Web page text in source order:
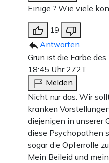
Einige ? Wie viele
19
Antworten
Grün ist die Farbe
18:45 Uhr 272T
Melden
Nicht nur das. Wir
kranken
diejenigen in unserer
diese Psychopathen
sogar die Opferrolle
Mein Beileid und